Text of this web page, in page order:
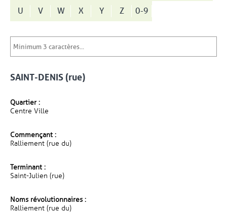
U
V W X Y Z 0-9
SAINT-DENIS (rue)
Quartier :
Centre Ville
Commençant :
Ralliement (rue du)
Terminant :
Saint-Julien (rue)
Noms révolutionnaires :
Ralliement (rue du)